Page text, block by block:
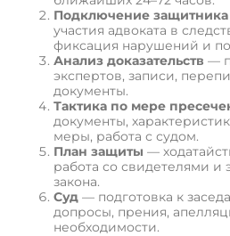
Подключение защитника
участия адвоката в
фиксация нарушений и
Анализ доказательств —
экспертов, записи,
документы.
Тактика по мере
документы,
меры, работа с судом.
План защиты —
работа со свидетелями и
закона.
Суд — подготовка к
допросы, прения,
необходимости.